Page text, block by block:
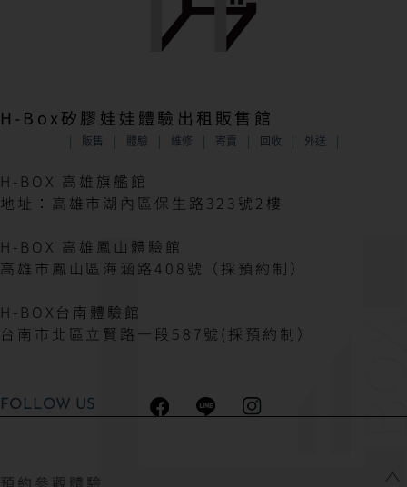
H-Box矽膠娃娃體驗出租販售館
販售 體驗 維修 寄賣 回收 外送
H-BOX 高雄旗艦館
地址：高雄市湖內區保生路323號2樓
H-BOX 高雄鳳山體驗館
高雄市鳳山區海涵路408號（採預約制）
H-BOX台南體驗館
台南市北區立賢路一段587號(採預約制）
FOLLOW US
預約參觀體驗